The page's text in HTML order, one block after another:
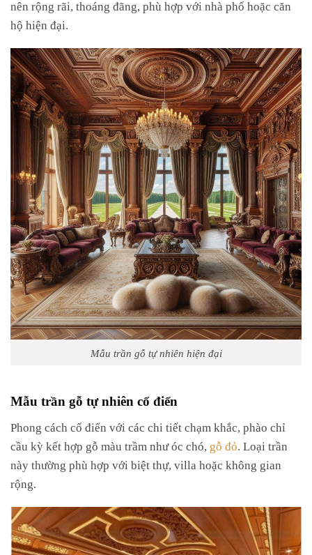
nên rộng rãi, thoáng đãng, phù hợp với nhà phố hoặc căn
hộ hiện đại.
Mẫu trần gỗ tự nhiên hiện đại
Mẫu trần gỗ tự nhiên cổ điển
Phong cách cổ điển với các chi tiết chạm khắc, phào chỉ
cầu kỳ kết hợp gỗ màu trầm như óc chó, gỗ đỏ . Loại trần
này thường phù hợp với biệt thự, villa hoặc không gian
rộng.